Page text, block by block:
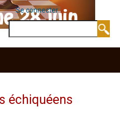
MENU DU
Se connecter
échiquéens